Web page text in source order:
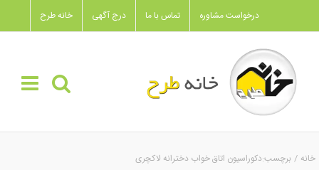
to
content
خانه طرح درج آگهی تماس با ما درخواست مشاوره
خانه برچسب:دکوراسیون اتاق خواب دخترانه لاکچری